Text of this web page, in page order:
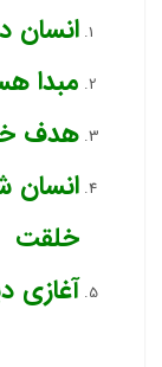
انسان
مبدا
هدف
خلقت
آغازی